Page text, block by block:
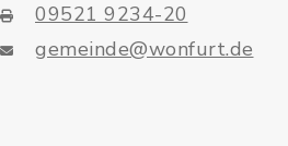
09521 9234-20
gemeinde@wonfurt.de